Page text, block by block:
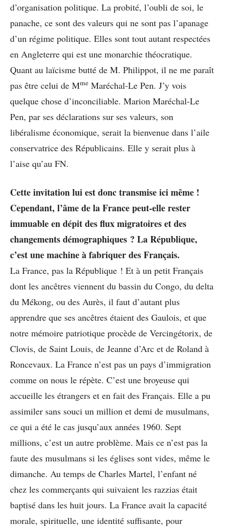
d’organisation politique. La probité, l’oubli de soi, le
panache, ce sont des valeurs qui ne sont pas l’apanage
d’un régime politique. Elles sont tout autant respectées
en Angleterre qui est une monarchie théocratique.
Quant au laïcisme butté de M. Philippot, il ne me paraît
pas être celui de Mme Maréchal-Le Pen. J’y vois
quelque chose d’inconciliable. Marion Maréchal-Le
Pen, par ses déclarations sur ses valeurs, son
libéralisme économique, serait la bienvenue dans l’aile
conservatrice des Républicains. Elle y serait plus à
l’aise qu’au FN.
Cette invitation lui est donc transmise ici même !
Cependant, l’âme de la France peut-elle rester
immuable en dépit des flux migratoires et des
changements démographiques ? La République,
c’est une machine à fabriquer des Français.
La France, pas la République ! Et à un petit Français
dont les ancêtres viennent du bassin du Congo, du delta
du Mékong, ou des Aurès, il faut d’autant plus
apprendre que ses ancêtres étaient des Gaulois, et que
notre mémoire patriotique procède de Vercingétorix, de
Clovis, de Saint Louis, de Jeanne d’Arc et de Roland à
Roncevaux. La France n’est pas un pays d’immigration
comme on nous le répète. C’est une broyeuse qui
accueille les étrangers et en fait des Français. Elle a pu
assimiler sans souci un million et demi de musulmans,
ce qui a été le cas jusqu’aux années 1960. Sept
millions, c’est un autre problème. Mais ce n’est pas la
faute des musulmans si les églises sont vides, même le
dimanche. Au temps de Charles Martel, l’enfant né
chez les commerçants qui suivaient les razzias était
baptisé dans les huit jours. La France avait la capacité
morale, spirituelle, une identité suffisante, pour